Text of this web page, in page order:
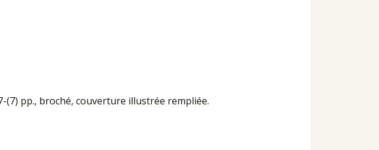
(7) pp., broché, couverture illustrée rempliée.